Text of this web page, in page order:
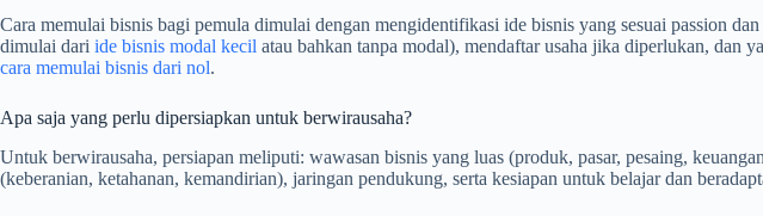
Cara memulai bisnis bagi pemula dimulai dengan mengidentifikasi ide bisnis yang sesuai passion
dimulai dari ide bisnis modal kecil atau bahkan tanpa modal), mendaftar usaha jika diperlukan, dan
cara memulai bisnis dari nol.
Apa saja yang perlu dipersiapkan untuk berwirausaha?
Untuk berwirausaha, persiapan meliputi: wawasan bisnis yang luas (produk, pasar, pesaing,
(keberanian, ketahanan, kemandirian), jaringan pendukung, serta kesiapan untuk belajar dan